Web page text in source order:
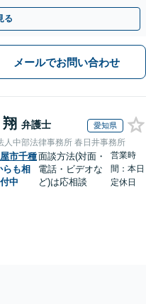
相談ください。
る
メールでお問い合わせ
弁護士 愛知県
人中部法律事務所 春日井事務所
市千種
らも相
中
面談方法(対面・
電話・ビデオな
ど)は応相談
営業時
間：本日
定休日